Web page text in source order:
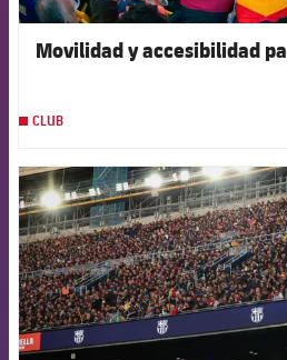
Movilidad y accesibilidad
CLUB
FCB